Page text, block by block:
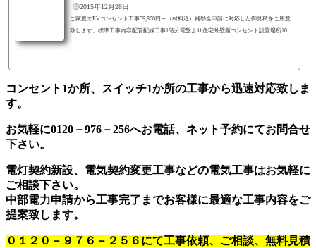
2015年12月28日
ご家庭のEVコンセント工事59,800円～（材料込）補助金申請に対応した御見積をご用意
致します。標準工事内容配管配線工事1階分電盤より住宅外壁面コンセント設置場所10ｍ
用）※1F分電盤からコンセント設置...
コンセント1か所、スイッチ1か所の工事から迅速対応致しま
す。
お気軽に0120－976－256へお電話、ネット予約にてお問合せ
下さい。
電灯契約新設、電気契約変更工事などの電気工事はお気軽に
ご相談下さい。
中部電力申請から工事完了までお客様に最適な工事内容をご
提案致します。
０１２０－９７６－２５６にて工事依頼、ご相談、無料見積